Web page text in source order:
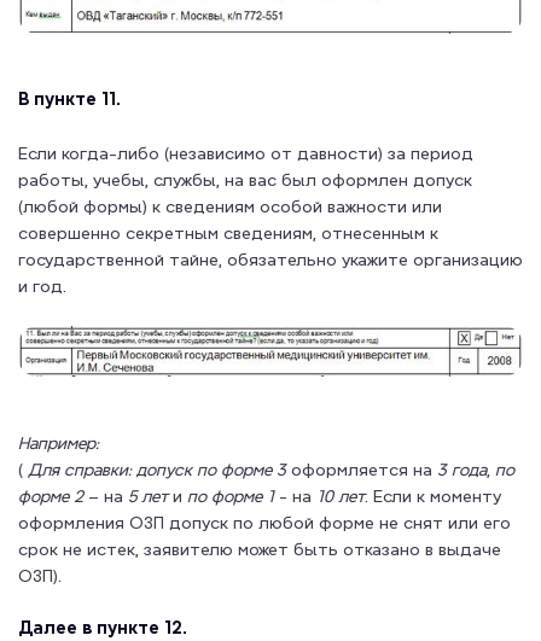
В пункте 11.
Если когда-либо (независимо от давности) за период
работы, учебы, службы, на вас был оформлен допуск
(любой формы) к сведениям особой важности или
совершенно секретным сведениям, отнесенным к
государственной тайне, обязательно укажите организацию
и год.
Например:
( Для справки: допуск по форме 3оформляется на 3 года, по
форме 2– на 5 лети по форме 1- на 10 лет. Если к моменту
оформления ОЗП допуск по любой форме не снят или его
срок не истек, заявителю может быть отказано в выдаче
ОЗП).
Далее в пункте 12.